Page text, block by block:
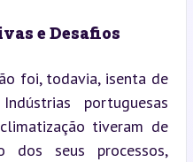
e Desafios
foi, todavia, isenta de
portuguesas
tiveram de
dos seus processos,